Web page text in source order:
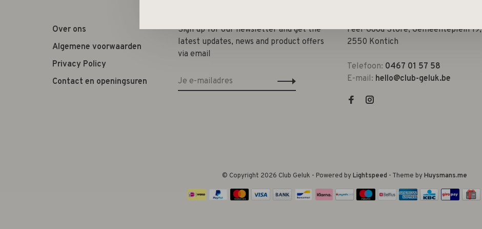
Over ons
Algemene voorwaarden
Privacy Policy
Contact en openingsuren
Sign up for our newsletter and get the
latest updates, news and product offers
via email
Feel-Good Store, Gemeenteplein 19,
2550 Kontich
Telefoon: 0467 01 57 58
E-mail: hello@club-geluk.be
© Copyright 2026 Club Geluk - Powered byLightspeed - Theme byHuysmans.me